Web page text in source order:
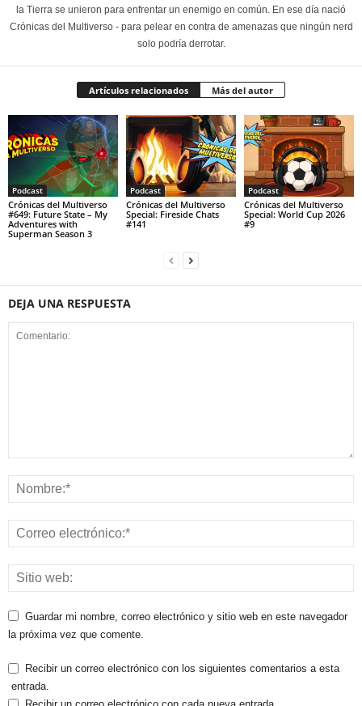
la Tierra se unieron para enfrentar un enemigo en común. En ese día nació
Crónicas del Multiverso - para pelear en contra de amenazas que ningún nerd
solo podría derrotar.
Artículos relacionados Más del autor
Podcast
Crónicas del Multiverso
#649: Future State – My
Adventures with
Superman Season 3
Podcast
Crónicas del Multiverso
Special: Fireside Chats
#141
Podcast
Crónicas del Multiverso
Special: World Cup 2026
#9
DEJA UNA RESPUESTA
Guardar mi nombre, correo electrónico y sitio web en este navegador
la próxima vez que comente.
Recibir un correo electrónico con los siguientes comentarios a esta
entrada.